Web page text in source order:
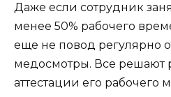
Даже если сотрудник
менее 50% рабочего
еще не повод регулярно
медосмотры. Все решают
аттестации его рабочего